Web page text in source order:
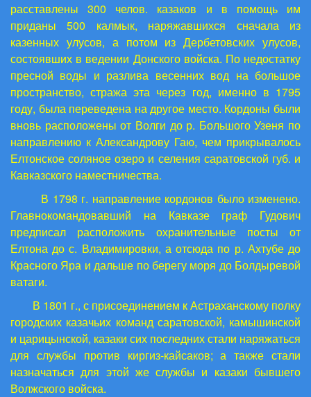
расставлены 300 челов. казаков и в помощь им
приданы 500 калмык, наряжавшихся сначала из
казенных улусов, а потом из Дербетовских улусов,
состоявших в ведении Донского войска. По недостатку
пресной воды и разлива весенних вод на большое
пространство, стража эта через год, именно в 1795
году, была переведена на другое место. Кордоны были
вновь расположены от Волги до р. Большого Узеня по
направлению к Александрову Гаю, чем прикрывалось
Елтонское соляное озеро и селения саратовской губ. и
Кавказского наместничества.
В 1798 г. направление кордонов было изменено.
Главнокомандовавший на Кавказе граф Гудович
предписал расположить охранительные посты от
Елтона до с. Владимировки, а отсюда по р. Ахтубе до
Красного Яра и дальше по берегу моря до Болдыревой
ватаги.
В 1801 г., с присоединением к Астраханскому полку
городских казачьих команд саратовской, камышинской
и царицынской, казаки сих последних стали наряжаться
для службы против киргиз-кайсаков; а также стали
назначаться для этой же службы и казаки бывшего
Волжского войска.